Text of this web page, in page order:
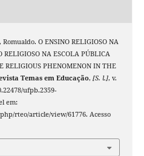
O ENSINO RELIGIOSO NA
RELIGIOSO NA ESCOLA PÚBLICA
RELIGIOUS PHENOMENON IN THE
Temas em Educação, [S. l.], v.
ufpb.2359-
em:
rteo/article/view/61776. Acesso